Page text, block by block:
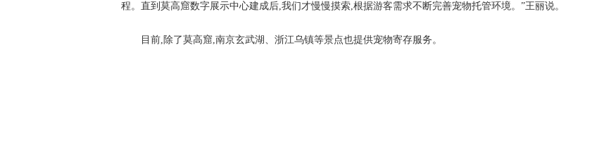
程。直到莫高窟数字展示中心建成后,我们才慢慢摸索,根据游客需求不断完善宠物托管环境。”王丽说。
目前,除了莫高窟,南京玄武湖、浙江乌镇等景点也提供宠物寄存服务。